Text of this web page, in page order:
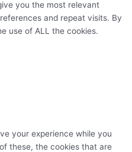
you the most relevant
and repeat visits. By
use of ALL the cookies.
your experience while you
these, the cookies that are